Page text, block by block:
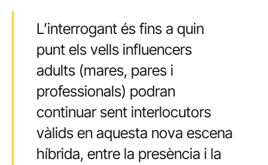
L’interrogant és fins a quin
punt els vells influencers
adults (mares, pares i
professionals) podran
continuar sent interlocutors
vàlids en aquesta nova escena
híbrida, entre la presència i la